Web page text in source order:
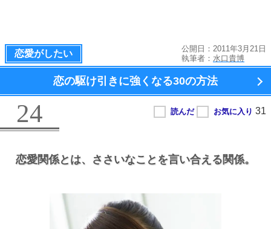
恋愛がしたい
公開日：2011年3月21日
執筆者： 水口貴博
恋の駆け引きに強くなる30の方法
24
恋愛関係とは、 ささいなことを言い合える関係。